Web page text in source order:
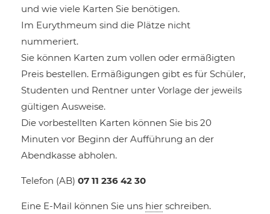
und wie viele Karten Sie benötigen.
Im Eurythmeum sind die Plätze nicht
nummeriert.
Sie können Karten zum vollen oder ermäßigten
Preis bestellen. Ermäßigungen gibt es für Schüler,
Studenten und Rentner unter Vorlage der jeweils
gültigen Ausweise.
Die vorbestellten Karten können Sie bis 20
Minuten vor Beginn der Aufführung an der
Abendkasse abholen.
Telefon (AB) 07 11 236 42 30
Eine E-Mail können Sie uns hier schreiben.